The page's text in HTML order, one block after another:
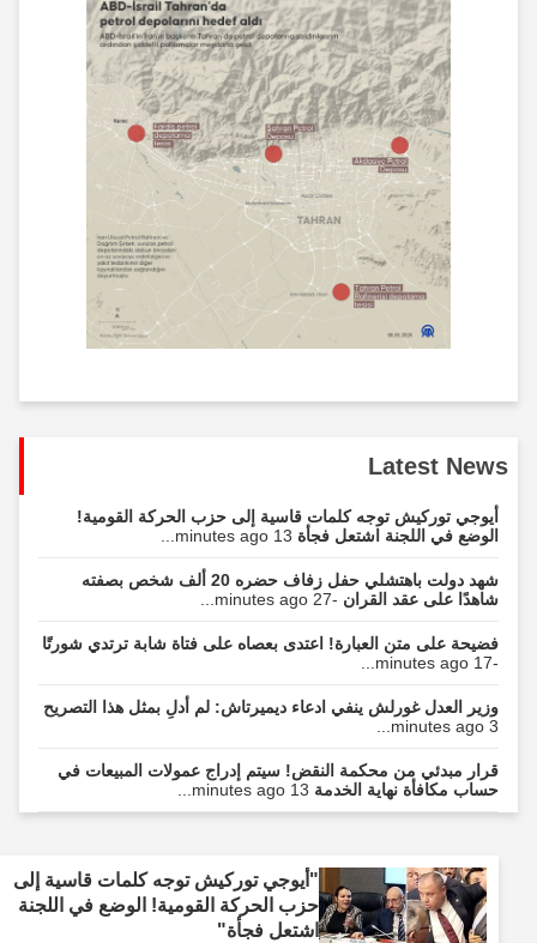
Latest News
أيوجي توركيش توجه كلمات قاسية إلى حزب الحركة القومية!
الوضع في اللجنة اشتعل فجأة13 minutes ago...
شهد دولت باهتشلي حفل زفاف حضره 20 ألف شخص بصفته
شاهدًا على عقد القران -27 minutes ago...
فضيحة على متن العبارة! اعتدى بعصاه على فتاة شابة ترتدي شورتًا
وزير العدل غورلش ينفي ادعاء ديميرتاش: لم أدلِ بمثل هذا التصريح
قرار مبدئي من محكمة النقض! سيتم إدراج عمولات المبيعات في
حساب مكافأة نهاية الخدمة13 minutes ago...
"أيوجي توركيش توجه كلمات قاسية إلى
حزب الحركة القومية! الوضع في اللجنة
اشتعل فجأة"